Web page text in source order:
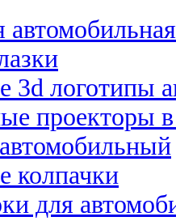
3d логотипы
проекторы
колпачки
для